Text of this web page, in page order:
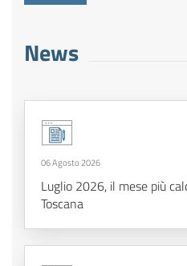
News
06 Agosto 2026
Luglio 2026, il mese più
Toscana